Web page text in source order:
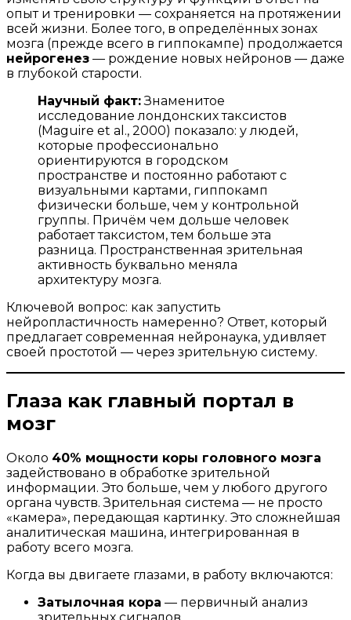
опыт и тренировки — сохраняется на протяжении
всей жизни. Более того, в определённых зонах
мозга (прежде всего в гиппокампе) продолжается
нейрогенез — рождение новых нейронов — даже
в глубокой старости.
Научный факт:Знаменитое
исследование лондонских таксистов
(Maguire et al., 2000) показало: у людей,
которые профессионально
ориентируются в городском
пространстве и постоянно работают с
визуальными картами, гиппокамп
физически больше, чем у контрольной
группы. Причём чем дольше человек
работает таксистом, тем больше эта
разница. Пространственная зрительная
активность буквально меняла
архитектуру мозга.
Ключевой вопрос: как запустить
нейропластичность намеренно? Ответ, который
предлагает современная нейронаука, удивляет
своей простотой — через зрительную систему.
Глаза как главный портал в
мозг
Около 40% мощности коры головного мозга
задействовано в обработке зрительной
информации. Это больше, чем у любого другого
органа чувств. Зрительная система — не просто
«камера», передающая картинку. Это сложнейшая
аналитическая машина, интегрированная в
работу всего мозга.
Когда вы двигаете глазами, в работу включаются:
Затылочная кора — первичный анализ
зрительных сигналов